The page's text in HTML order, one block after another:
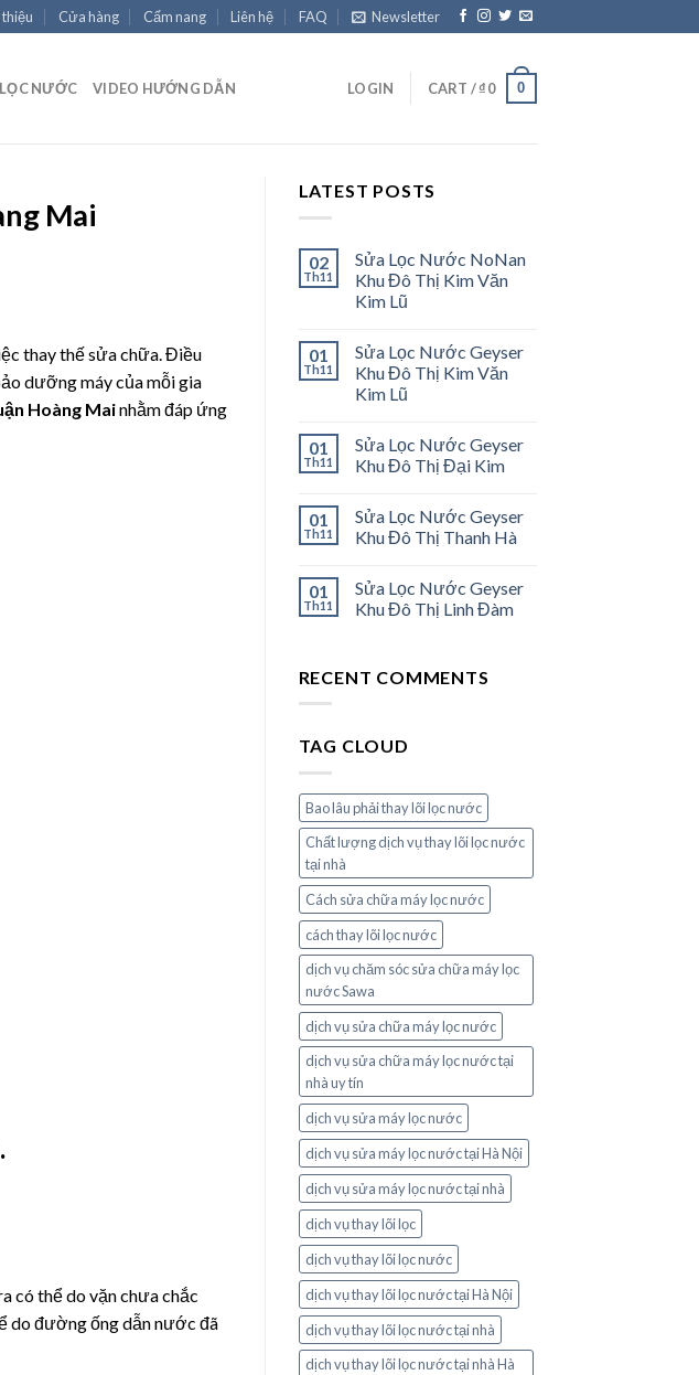
Cửa hàng Cẩm nang Liên hệ FAQ Newsletter
NƯỚC VIDEO HƯỚNG DẪN LOGIN CART /₫0 0
Mai
thay thế sửa chữa. Điều
dưỡng máy của mỗi gia
Hoàng Mainhằm đáp ứng
có thể do vặn chưa chắc
do đường ống dẫn nước đã
LATEST POSTS
02
Th11
Sửa Lọc Nước NoNan
Khu Đô Thị Kim Văn
Kim Lũ
01
Th11
Sửa Lọc Nước Geyser
Khu Đô Thị Kim Văn
Kim Lũ
01
Th11
Sửa Lọc Nước Geyser
Khu Đô Thị Đại Kim
01
Th11
Sửa Lọc Nước Geyser
Khu Đô Thị Thanh Hà
01
Th11
Sửa Lọc Nước Geyser
Khu Đô Thị Linh Đàm
RECENT COMMENTS
TAG CLOUD
Bao lâu phải thay lõi lọc nước
Chất lượng dịch vụ thay lõi lọc nước
tại nhà
Cách sửa chữa máy lọc nước
cách thay lõi lọc nước
dịch vụ chăm sóc sửa chữa máy lọc
nước Sawa
dịch vụ sửa chữa máy lọc nước
dịch vụ sửa chữa máy lọc nước tại
nhà uy tín
dịch vụ sửa máy lọc nước
dịch vụ sửa máy lọc nước tại Hà Nội
dịch vụ sửa máy lọc nước tại nhà
dịch vụ thay lõi lọc
dịch vụ thay lõi lọc nước
dịch vụ thay lõi lọc nước tại Hà Nội
dịch vụ thay lõi lọc nước tại nhà
dịch vụ thay lõi lọc nước tại nhà Hà